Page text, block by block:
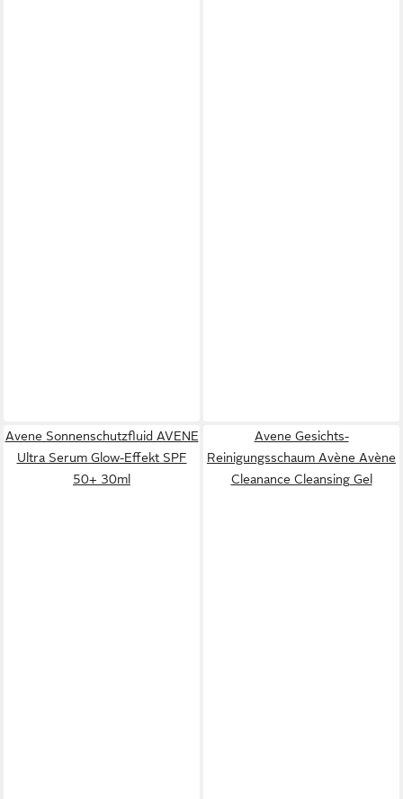
Avene Sonnenschutzfluid AVENE
Ultra Serum Glow-Effekt SPF
50+ 30ml
Avene Gesichts-
Reinigungsschaum Avène Avène
Cleanance Cleansing Gel